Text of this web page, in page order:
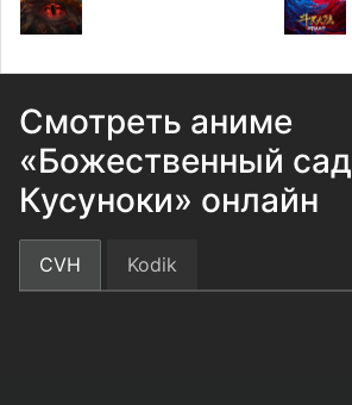
Смотреть аниме
«Божественный сад
Кусуноки» онлайн
CVH Kodik